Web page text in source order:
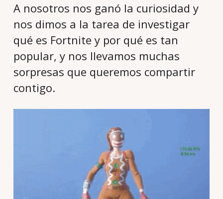
A nosotros nos ganó la curiosidad y
nos dimos a la tarea de investigar
qué es Fortnite y por qué es tan
popular, y nos llevamos muchas
sorpresas que queremos compartir
contigo.